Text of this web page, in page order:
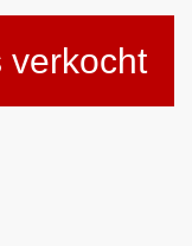
verkocht